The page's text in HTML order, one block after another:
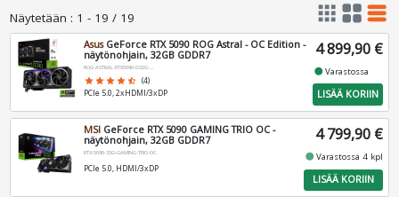
Näytetään : 1 - 19 / 19 apps grid_view table_rows
AsusGeForce RTX 5090 ROG Astral - OC Edition -
näytönohjain, 32GB GDDR7
ROG-ASTRAL-RTX5090-O32G-GAMING
star star star star star_half (4)
PCIe 5.0, 2xHDMI/3xDP
4 899,90 €
fiber_manual_recordVarastossa
LISÄÄ KORIIN
MSI GeForce RTX 5090 GAMING TRIO OC -
näytönohjain, 32GB GDDR7
RTX-5090-32G-GAMING-TRIO-OC
PCIe 5.0, HDMI/3xDP
4 799,90 €
fiber_manual_recordVarastossa 4 kpl
LISÄÄ KORIIN